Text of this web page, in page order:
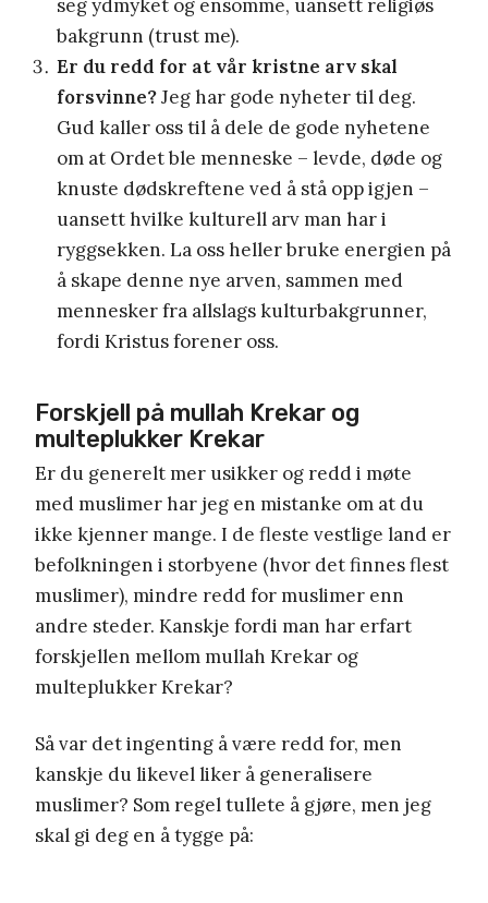
seg ydmyket og ensomme, uansett religiøs
bakgrunn (trust me).
Er du redd for at vår kristne arv skal
forsvinne?Jeg har gode nyheter til deg.
Gud kaller oss til å dele de gode nyhetene
om at Ordet ble menneske – levde, døde og
knuste dødskreftene ved å stå opp igjen –
uansett hvilke kulturell arv man har i
ryggsekken. La oss heller bruke energien på
å skape denne nye arven, sammen med
mennesker fra allslags kulturbakgrunner,
fordi Kristus forener oss.
Forskjell på mullah Krekar og
multeplukker Krekar
Er du generelt mer usikker og redd i møte
med muslimer har jeg en mistanke om at du
ikke kjenner mange. I de fleste vestlige land er
befolkningen i storbyene (hvor det finnes flest
muslimer), mindre redd for muslimer enn
andre steder. Kanskje fordi man har erfart
forskjellen mellom mullah Krekar og
multeplukker Krekar?
Så var det ingenting å være redd for, men
kanskje du likevel liker å generalisere
muslimer? Som regel tullete å gjøre, men jeg
skal gi deg en å tygge på: